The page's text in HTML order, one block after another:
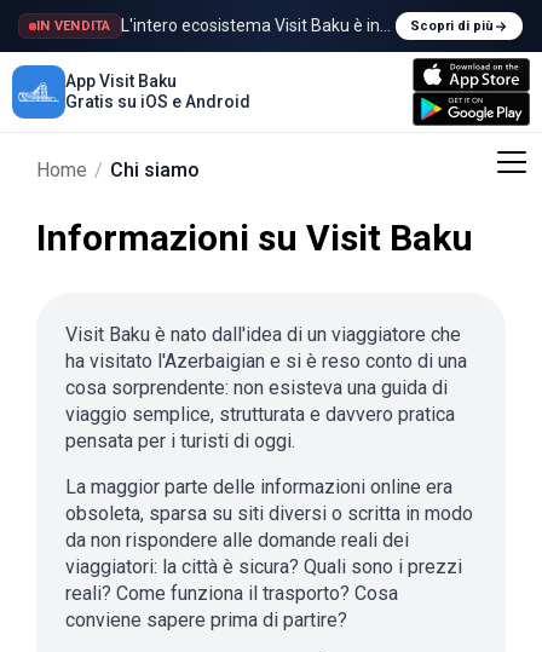
IN VENDITA L'intero ecosistema Visit Baku è in venditaScopri di più
App Visit Baku
Gratis su iOS e Android
Home / Chi siamo
Informazioni su Visit Baku
Visit Baku è nato dall'idea di un viaggiatore che
ha visitato l'Azerbaigian e si è reso conto di una
cosa sorprendente: non esisteva una guida di
viaggio semplice, strutturata e davvero pratica
pensata per i turisti di oggi.
La maggior parte delle informazioni online era
obsoleta, sparsa su siti diversi o scritta in modo
da non rispondere alle domande reali dei
viaggiatori: la città è sicura? Quali sono i prezzi
reali? Come funziona il trasporto? Cosa
conviene sapere prima di partire?